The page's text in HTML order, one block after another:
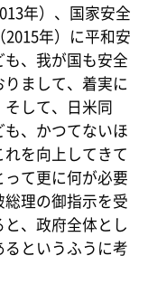
年）、国家安全
年）に平和安
、我が国も安全
まして、着実に
して、日米同
、かつてないほ
を向上してきて
て更に何が必要
理の御指示を受
、政府全体とし
というふうに考